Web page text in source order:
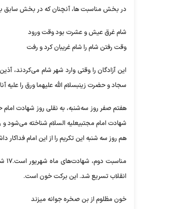
در بخش مناسبت ها، آنچنان که در بخش سابق
شام غرق عیش و عشرت بود وقت ورود
وقت رفتن شام را شام غریبان کرد و رفت
این آزادگان را وقتی وارد شهر شام می‌کردند،
سجاد و حضرت زینبسلام الله علیهما ورق را علیه
هفتم صفر روز سه‌شنبه، به نقلی روز شهادت
شهادت امام مجتبیعلیه السلام شناخته
هم روز سه شنبه این تکریم را از این امام فداکار
انقلاب تسریع شد. این برکت خون است.
خون مظلوم از بن صخره جوانه میزند